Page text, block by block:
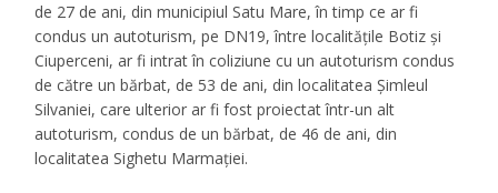
de 27 de ani, din municipiul Satu Mare, în timp ce ar fi
condus un autoturism, pe DN19, între localitățile Botiz și
Ciuperceni, ar fi intrat în coliziune cu un autoturism condus
de către un bărbat, de 53 de ani, din localitatea Șimleul
Silvaniei, care ulterior ar fi fost proiectat într-un alt
autoturism, condus de un bărbat, de 46 de ani, din
localitatea Sighetu Marmației.